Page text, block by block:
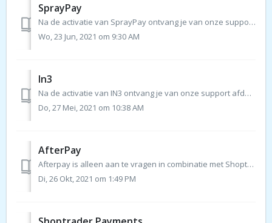
SprayPay
Na de activatie van SprayPay ontvang je van onze support afdeling een e-mail/ticket waarin de verdere stappen zoals hieronder beschreven ook uitgelegd word...
Wo, 23 Jun, 2021 om 9:30 AM
In3
Na de activatie van IN3 ontvang je van onze support afdeling een e-mail/ticket waarin de verdere stappen zoals hieronder beschreven ook uitgelegd worden. ...
Do, 27 Mei, 2021 om 10:38 AM
AfterPay
Afterpay is alleen aan te vragen in combinatie met Shoptrader Payments via Pay.nl. Na de activatie van de Afterpay Add-on dien je contact op te nemen me...
Di, 26 Okt, 2021 om 1:49 PM